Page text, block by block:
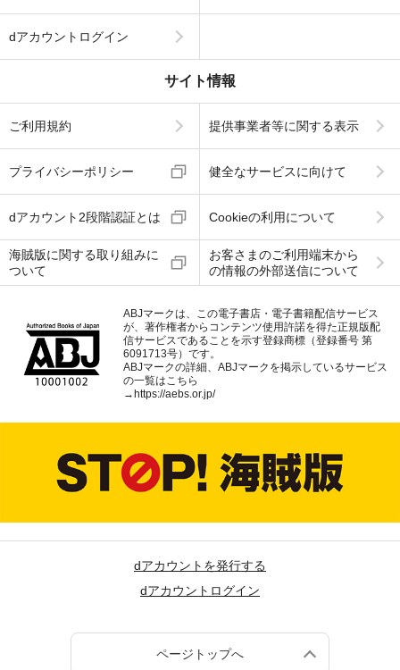
dアカウントログイン
サイト情報
ご利用規約 提供事業者等に関する表示
プライバシーポリシー 健全なサービスに向けて
dアカウント2段階認証とは Cookieの利用について
海賊版に関する取り組みに
ついて
お客さまのご利用端末から
の情報の外部送信について
ABJマークは、この電子書店・電子書籍配信サービス
が、著作権者からコンテンツ使用許諾を得た正規版配
信サービスであることを示す登録商標（登録番号 第
6091713号）です。
ABJマークの詳細、ABJマークを掲示しているサービス
の一覧はこちら
→ https://aebs.or.jp/
dアカウントを発行する
dアカウントログイン
ページトップへ